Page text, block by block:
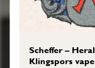
Scheffer –
Klingspors